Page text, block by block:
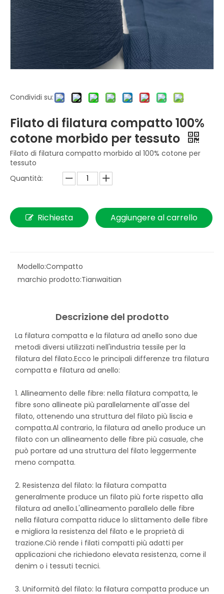
Condividi su:
Filato di filatura compatto 100%
cotone morbido per tessuto
Filato di filatura compatto morbido al 100% cotone per
tessuto
Quantità:
Richiesta Aggiungere al carrello
Modello:Compatto
marchio prodotto:Tianwaitian
Descrizione del prodotto
La filatura compatta e la filatura ad anello sono due
metodi diversi utilizzati nell'industria tessile per la
filatura del filato.Ecco le principali differenze tra filatura
compatta e filatura ad anello:
1. Allineamento delle fibre: nella filatura compatta, le
fibre sono allineate più parallelamente all'asse del
filato, ottenendo una struttura del filato più liscia e
compatta.Al contrario, la filatura ad anello produce un
filato con un allineamento delle fibre più casuale, che
può portare ad una struttura del filato leggermente
meno compatta.
2. Resistenza del filato: la filatura compatta
generalmente produce un filato più forte rispetto alla
filatura ad anello.L'allineamento parallelo delle fibre
nella filatura compatta riduce lo slittamento delle fibre
e migliora la resistenza del filato e le proprietà di
trazione.Ciò rende i filati compatti più adatti per
applicazioni che richiedono elevata resistenza, come il
denim o i tessuti tecnici.
3. Uniformità del filato: la filatura compatta produce un